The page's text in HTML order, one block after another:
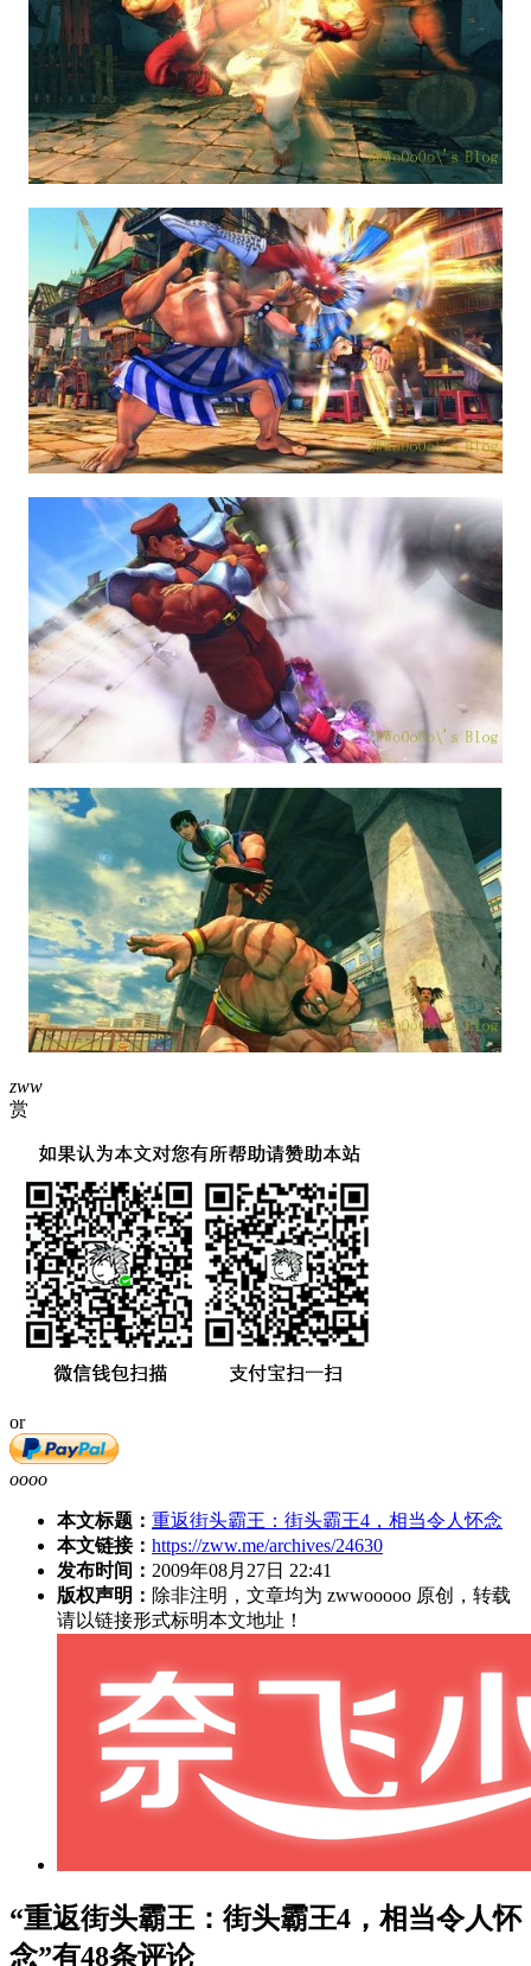
zww
赏
or
oooo
本文标题： 重返街头霸王：街头霸王4，相当令人怀念
本文链接： https://zww.me/archives/24630
发布时间： 2009年08月27日 22:41
版权声明： 除非注明，文章均为 zwwooooo 原创，转载
请以链接形式标明本文地址！
“重返街头霸王：街头霸王4，相当令人怀
念”有48条评论